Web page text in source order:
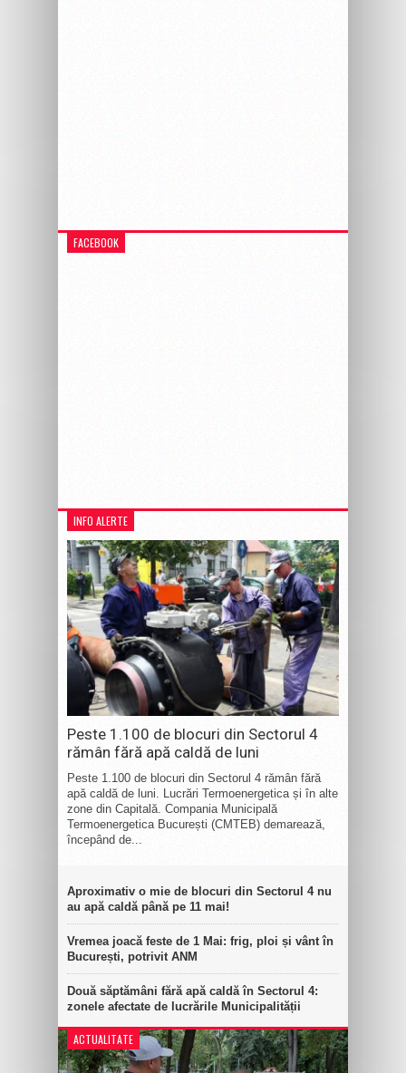
FACEBOOK
INFO ALERTE
Peste 1.100 de blocuri din Sectorul 4
rămân fără apă caldă de luni
Peste 1.100 de blocuri din Sectorul 4 rămân fără
apă caldă de luni. Lucrări Termoenergetica și în alte
zone din Capitală. Compania Municipală
Termoenergetica București (CMTEB) demarează,
începând de...
Aproximativ o mie de blocuri din Sectorul 4 nu
au apă caldă până pe 11 mai!
Vremea joacă feste de 1 Mai: frig, ploi și vânt în
București, potrivit ANM
Două săptămâni fără apă caldă în Sectorul 4:
zonele afectate de lucrările Municipalității
ACTUALITATE